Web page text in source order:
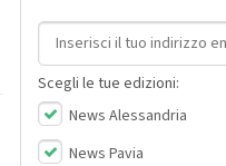
Indirizzo email
Scegli le tue edizioni:
News Alessandria
News Pavia